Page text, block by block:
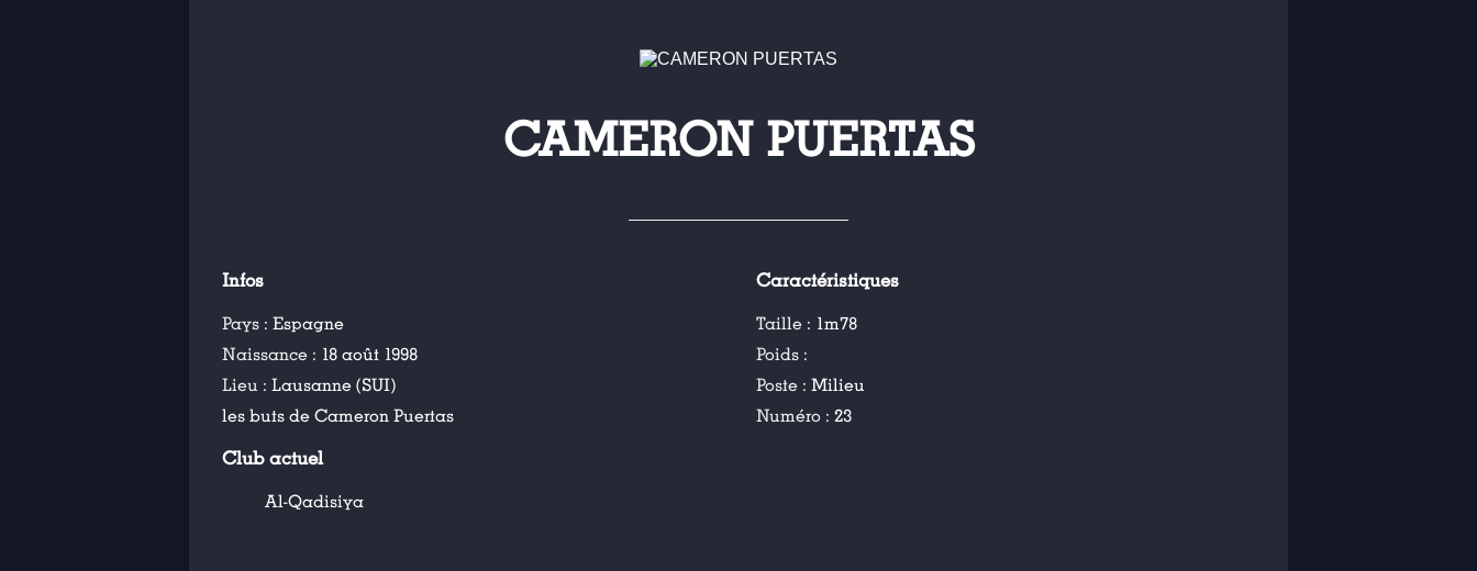
CAMERON PUERTAS
Infos
Pays : Espagne
Naissance : 18 août 1998
Lieu : Lausanne (SUI)
les buts de Cameron Puertas
Caractéristiques
Taille : 1m78
Poids :
Poste :Milieu
Numéro :23
Club actuel
Al-Qadisiya